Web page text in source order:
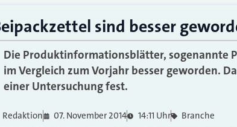
sind besser
Die Produktinformationsblätter, sogenannte
im Vergleich zum Vorjahr besser geworden.
einer Untersuchung fest.
Redaktion 07. November 2014 14:11 Uhr Branche